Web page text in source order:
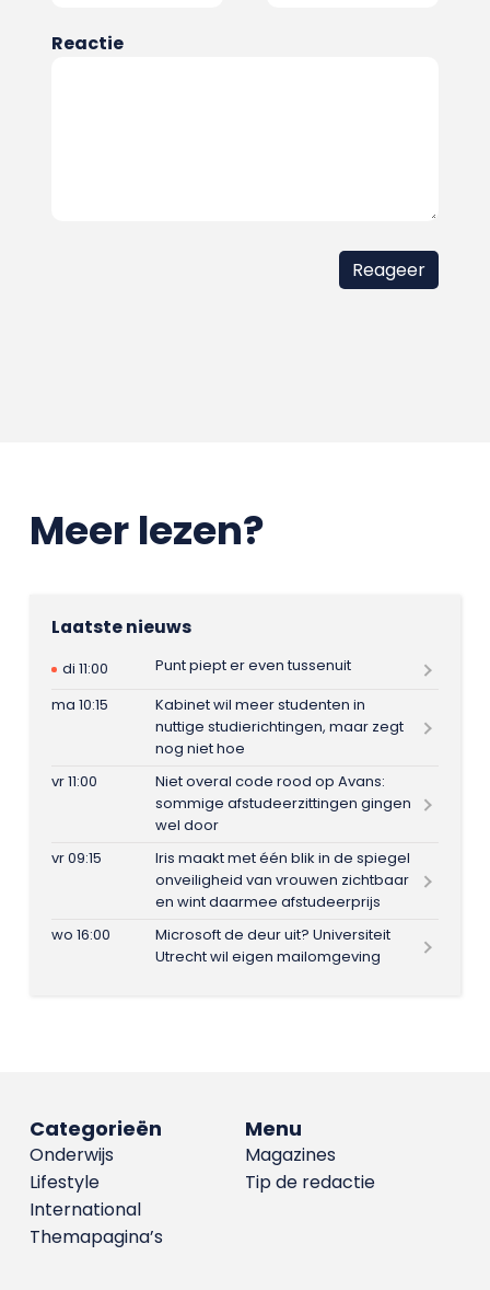
Reactie
Meer lezen?
Laatste nieuws
di 11:00
Punt piept er even tussenuit
ma 10:15
Kabinet wil meer studenten in
nuttige studierichtingen, maar zegt
nog niet hoe
vr 11:00
Niet overal code rood op Avans:
sommige afstudeerzittingen gingen
wel door
vr 09:15
Iris maakt met één blik in de spiegel
onveiligheid van vrouwen zichtbaar
en wint daarmee afstudeerprijs
wo 16:00
Microsoft de deur uit? Universiteit
Utrecht wil eigen mailomgeving
Menu
Magazines
Tip de redactie
Categorieën
Onderwijs
Lifestyle
International
Themapagina’s